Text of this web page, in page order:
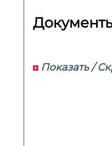
Показать /